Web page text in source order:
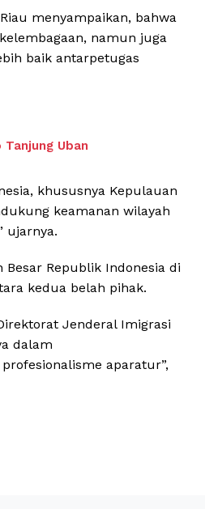
menyampaikan, bahwa
namun juga
baik antarpetugas
Uban
khususnya Kepulauan
keamanan wilayah
ujarnya.
Republik Indonesia di
kedua belah pihak.
Jenderal Imigrasi
dalam
aparatur”,